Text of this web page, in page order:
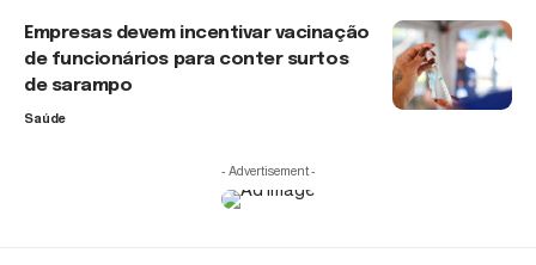
Empresas devem incentivar vacinação
de funcionários para conter surtos
de sarampo
Saúde
- Advertisement -